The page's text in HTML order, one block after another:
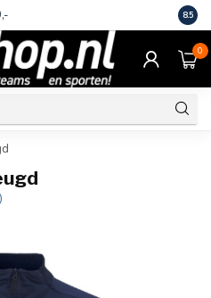
Eigen
8.5
0